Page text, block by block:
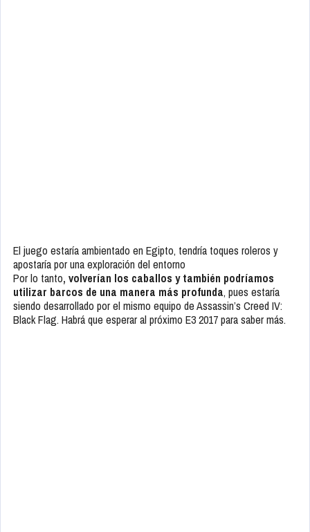
El juego estaría ambientado en Egipto, tendría toques roleros y
apostaría por una exploración del entorno
Por lo tanto, volverían los caballos y también podríamos
utilizar barcos de una manera más profunda, pues estaría
siendo desarrollado por el mismo equipo deAssassin’s Creed IV:
Black Flag. Habrá que esperar al próximo E3 2017 para saber más.